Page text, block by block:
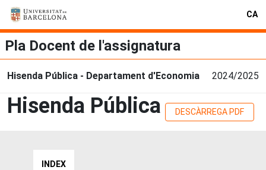
CA
Pla Docent de l'assignatura
Hisenda Pública - Departament d'Economia 2024/2025
Hisenda Pública DESCÀRREGA PDF
INDEX